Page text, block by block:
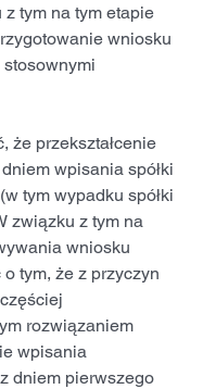
z tym na tym etapie
wniosku
że przekształcenie
wpisania spółki
tym wypadku spółki
związku z tym na
wniosku
tym, że z przyczyn
rozwiązaniem
wpisania
dniem pierwszego